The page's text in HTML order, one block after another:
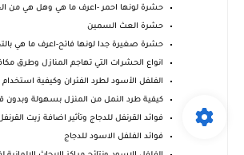
حشرة لونها احمر -اعرف ما هي وهل هي من
حشرة العث السمين
حشرة صغيرة جدا لونها فاتح-اعرف ما هي
انواع الحشرات التي تهاجم المنازل وطرق
الفلفل الأسود لطرد الفئران وكيفية استخدام
كيفية طرد النمل من المنزل بسهولة وبدون
فوائد القرنفل للدجاج وتأثير اضافة زيت
فوائد الفلفل الاسود للدجاج